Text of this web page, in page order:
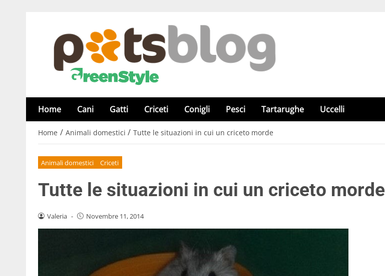
Home Cani Gatti Criceti Conigli Pesci Tartarughe Uccelli
Home / Animali domestici / Tutte le situazioni in cui un criceto morde
Animali domestici Criceti
Tutte le situazioni in cui un criceto morde
Valeria - Novembre 11, 2014